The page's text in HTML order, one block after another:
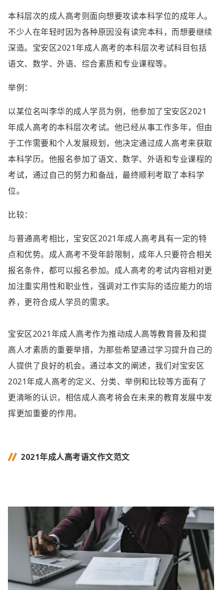
本科层次的成人高考则面向想要攻读本科学位的成年人。
不少人在年轻时因为各种原因没有读完本科，而想要继续
深造。宝安区2021年成人高考的本科层次考试科目包括
语文、数学、外语、综合素质和专业课程等。
举例：
以某位名叫李华的成人学员为例，他参加了宝安区2021
年成人高考的本科层次考试。他已经从事工作多年，但由
于工作需要和个人发展规划，他决定通过成人高考来获取
本科学历。他报名参加了语文、数学、外语和专业课程的
考试，通过自己的努力和备战，最终顺利考取了本科学
位。
比较：
与普通高考相比，宝安区2021年成人高考具有一定的特
点和优势。成人高考不受年龄限制，成年人只要符合相关
报名条件，都可以报名参加。成人高考的考试内容相对更
加注重实用性和职业性，强调对工作实际的适应能力的培
养，更符合成人学员的需求。
宝安区2021年成人高考作为推动成人高等教育普及和提
高人才素质的重要举措，为那些希望通过学习提升自己的
人提供了良好的机会。通过本文的阐述，我们对宝安区
2021年成人高考的定义、分类、举例和比较等方面有了
更清晰的认识，相信成人高考将会在未来的教育发展中发
挥更加重要的作用。
2021年成人高考语文作文范文